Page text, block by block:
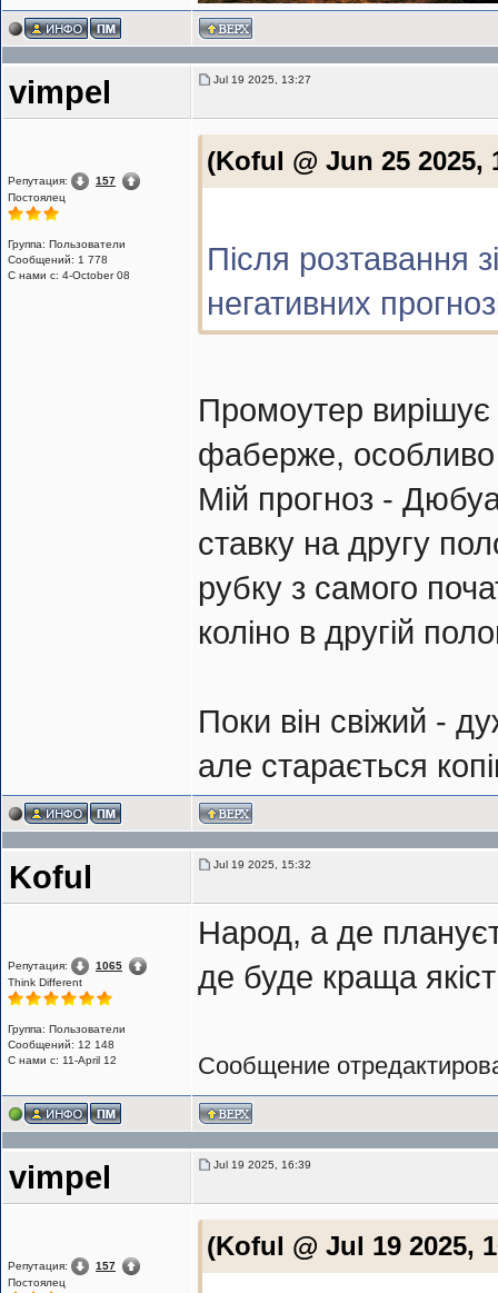
vimpel Jul 19 2025, 13:27
Репутация:
157
Постоялец
Группа: Пользователи
Сообщений: 1 778
С нами с: 4-October 08
(Koful @ Jun 25 2025,
Після розтавання
негативних
Промоутер
фаберже, особливо
Мій прогноз -
ставку на другу
рубку з самого
коліно в другій
Поки він свіжий -
але старається
Koful Jul 19 2025, 15:32
Репутация:
1065
Think Different
Группа: Пользователи
Сообщений: 12 148
С нами с: 11-April 12
Народ, а де
де буде краща
Сообщение
vimpel Jul 19 2025, 16:39
Репутация:
157
Постоялец
(Koful @ Jul 19 2025,